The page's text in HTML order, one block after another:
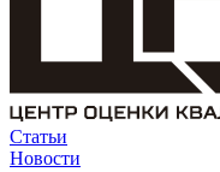
Статьи
Новости